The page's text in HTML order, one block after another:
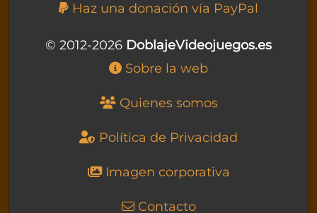
Haz una donación vía PayPal
© 2012-2026 DoblajeVideojuegos.es
Sobre la web
Quienes somos
Política de Privacidad
Imagen corporativa
Contacto